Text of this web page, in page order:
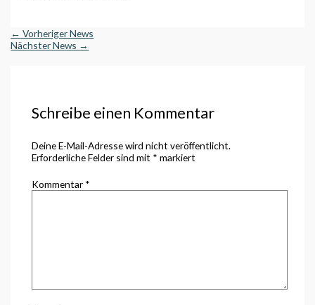
← Vorheriger News
Nächster News →
Schreibe einen Kommentar
Deine E-Mail-Adresse wird nicht veröffentlicht.
Erforderliche Felder sind mit * markiert
Kommentar *